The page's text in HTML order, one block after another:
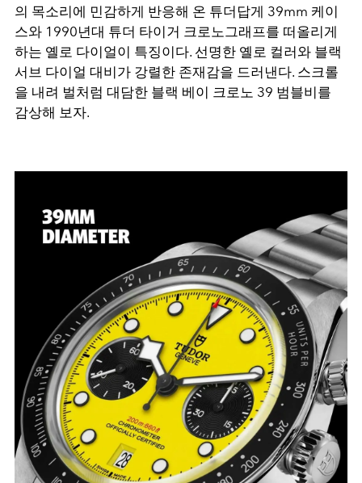
의 목소리에 민감하게 반응해 온 튜더답게 39mm 케이
스와 1990년대 튜더 타이거 크로노그래프를 떠올리게
하는 옐로 다이얼이 특징이다. 선명한 옐로 컬러와 블랙
서브 다이얼 대비가 강렬한 존재감을 드러낸다. 스크롤
을 내려 벌처럼 대담한 블랙 베이 크로노 39 범블비를
감상해 보자.